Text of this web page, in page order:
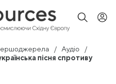
Аудіо
пісня спротиву